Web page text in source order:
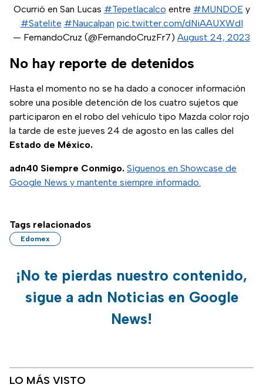
Ocurrió en San Lucas #Tepetlacalco entre #MUNDOEy
#Satelite #Naucalpan pic.twitter.com/dNiAAUXWdI
— FernandoCruz (@FernandoCruzFr7) August 24, 2023
No hay reporte de detenidos
Hasta el momento no se ha dado a conocer información
sobre una posible detención de los cuatro sujetos que
participaron en el robo del vehículo tipo Mazda color rojo
la tarde de este jueves 24 de agosto en las calles del
Estado de México.
adn40 Siempre Conmigo. Síguenos en Showcase de
Google News y mantente siempre informado.
Tags relacionados
Edomex
¡No te pierdas nuestro contenido,
sigue a adn Noticias en Google
News!
LO MÁS VISTO